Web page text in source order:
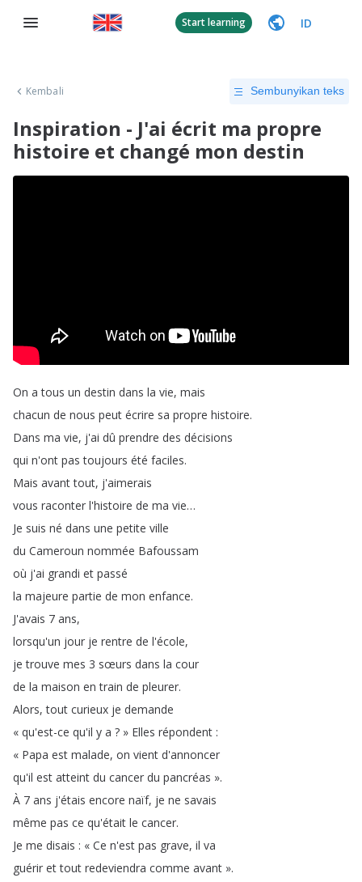
Start learning ID
Kembali Sembunyikan teks
Inspiration - J'ai écrit ma propre
histoire et changé mon destin
On a tous un destin dans la vie, mais
chacun de nous peut écrire sa propre histoire.
Dans ma vie, j'ai dû prendre des décisions
qui n'ont pas toujours été faciles.
Mais avant tout, j'aimerais
vous raconter l'histoire de ma vie…
Je suis né dans une petite ville
du Cameroun nommée Bafoussam
où j'ai grandi et passé
la majeure partie de mon enfance.
J'avais 7 ans,
lorsqu'un jour je rentre de l'école,
je trouve mes 3 sœurs dans la cour
de la maison en train de pleurer.
Alors,tout curieux je demande
« qu'est-ce qu'il y a ? » Elles répondent :
« Papa est malade, on vient d'annoncer
qu'il est atteint du cancer du pancréas ».
À 7 ans j'étais encore naïf, je ne savais
même pas ce qu'était le cancer.
Je me disais : « Ce n'est pas grave, il va
guérir et tout redeviendra comme avant ».